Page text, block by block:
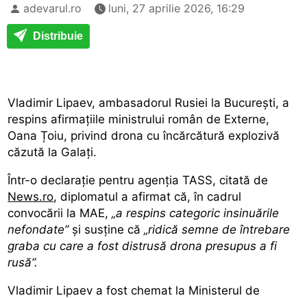
adevarul.ro luni, 27 aprilie 2026, 16:29
Distribuie
Vladimir Lipaev, ambasadorul Rusiei la București, a
respins afirmațiile ministrului român de Externe,
Oana Țoiu, privind drona cu încărcătură explozivă
căzută la Galați.
Într-o declarație pentru agenția TASS, citată de
News.ro, diplomatul a afirmat că, în cadrul
convocării la MAE,„a respins categoric insinuările
nefondate”și susține că„ridică semne de întrebare
graba cu care a fost distrusă drona presupus a fi
rusă”.
Vladimir Lipaev a fost chemat la Ministerul de